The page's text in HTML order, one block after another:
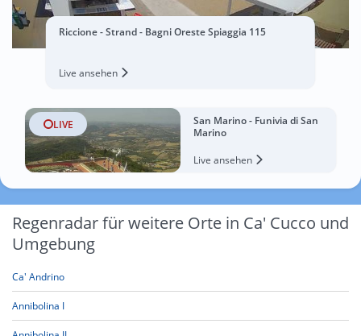
Riccione - Strand - Bagni Oreste Spiaggia 115
Live ansehen
LIVE
San Marino - Funivia di San
Marino
Live ansehen
Regenradar für weitere Orte in Ca' Cucco und
Umgebung
Ca' Andrino
Annibolina I